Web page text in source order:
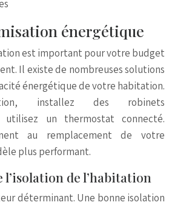
énergétique
est important pour votre budget
Il existe de nombreuses solutions
énergétique de votre habitation.
installez des robinets
utilisez un thermostat connecté.
au remplacement de votre
plus performant.
de l’habitation
déterminant. Une bonne isolation